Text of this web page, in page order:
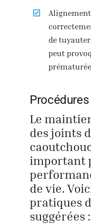
de
peut
Le
des joints
important
de vie.
pratiques
suggérées :